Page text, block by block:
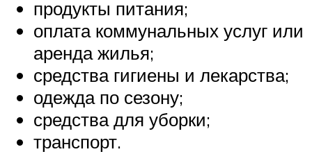
продукты питания;
оплата коммунальных услуг или
аренда жилья;
средства гигиены и лекарства;
одежда по сезону;
средства для уборки;
транспорт.